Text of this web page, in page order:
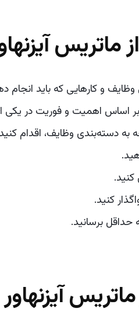
ماتریس
وظایف و کارهایی که باید انجام
اساس اهمیت و فوریت در یکی
به دسته‌بندی وظایف، اقدام
کنید.
حداقل برسانید.
آیزنهاور